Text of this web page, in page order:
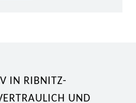
IN RIBNITZ-
UND